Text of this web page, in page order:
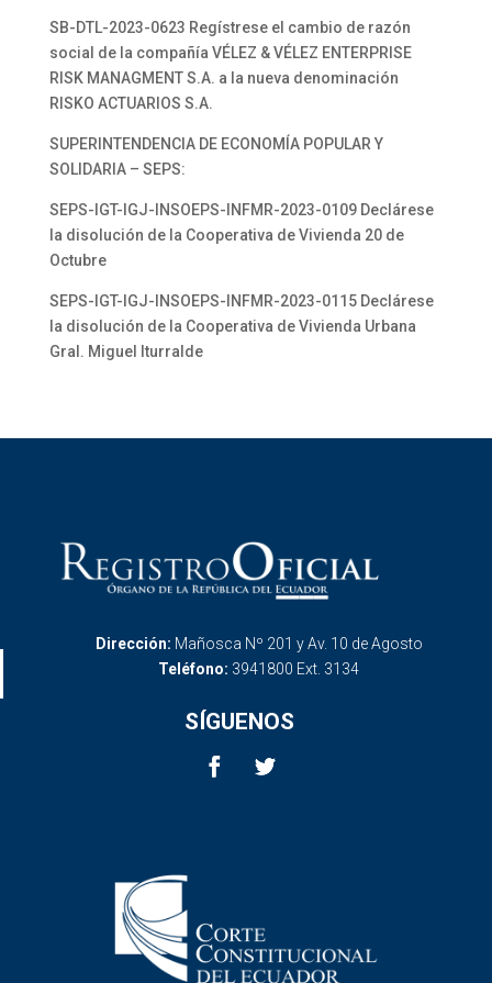
SB-DTL-2023-0623 Regístrese el cambio de razón
social de la compañía VÉLEZ & VÉLEZ ENTERPRISE
RISK MANAGMENT S.A. a la nueva denominación
RISKO ACTUARIOS S.A.
SUPERINTENDENCIA DE ECONOMÍA POPULAR Y
SOLIDARIA – SEPS:
SEPS-IGT-IGJ-INSOEPS-INFMR-2023-0109 Declárese
la disolución de la Cooperativa de Vivienda 20 de
Octubre
SEPS-IGT-IGJ-INSOEPS-INFMR-2023-0115 Declárese
la disolución de la Cooperativa de Vivienda Urbana
Gral. Miguel Iturralde
Dirección: Mañosca Nº 201 y Av. 10 de Agosto
Teléfono: 3941800 Ext. 3134
SÍGUENOS